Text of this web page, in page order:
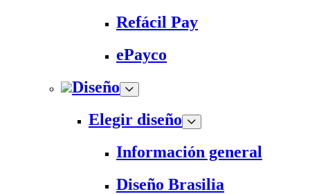
Refácil Pay
ePayco
Diseño
Elegir diseño
Información general
Diseño Brasilia